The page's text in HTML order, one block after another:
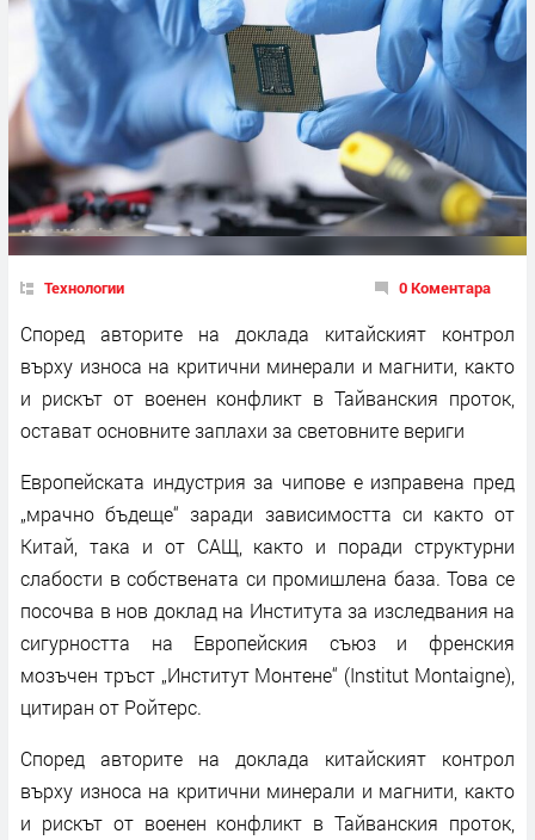
Технологии 0 Коментара
Според авторите на доклада китайският контрол
върху износа на критични минерали и магнити, както
и рискът от военен конфликт в Тайванския проток,
остават основните заплахи за световните вериги
Европейската индустрия за чипове е изправена пред
„мрачно бъдеще“ заради зависимостта си както от
Китай, така и от САЩ, както и поради структурни
слабости в собствената си промишлена база. Това се
посочва в нов доклад на Института за изследвания на
сигурността на Европейския съюз и френския
мозъчен тръст „Институт Монтене“ (Institut Montaigne),
цитиран от Ройтерс.
Според авторите на доклада китайският контрол
върху износа на критични минерали и магнити, както
и рискът от военен конфликт в Тайванския проток,